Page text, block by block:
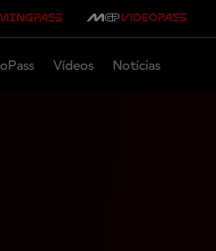
Vídeos Notícias